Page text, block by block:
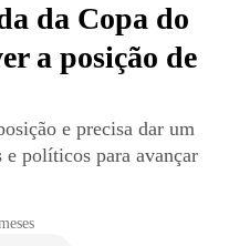
da Copa do
a posição de
e precisa dar um
políticos para avançar